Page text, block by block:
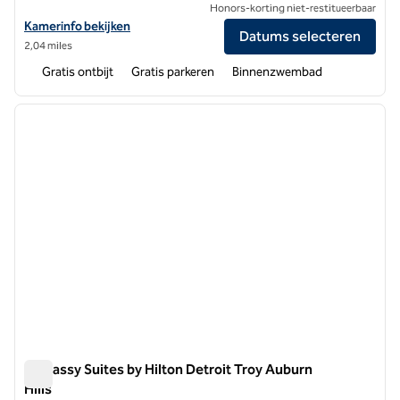
Bekijk hoteldetails voor Tru by Hilton Troy Detroit
Kamerinfo bekijken
2,04 miles
Honors-korting niet-restitueerbaar
Datums selecteren
Gratis ontbijt Gratis parkeren Binnenzwembad
1 van 12
Embassy Suites by Hilton Detroit Troy Auburn
Hills